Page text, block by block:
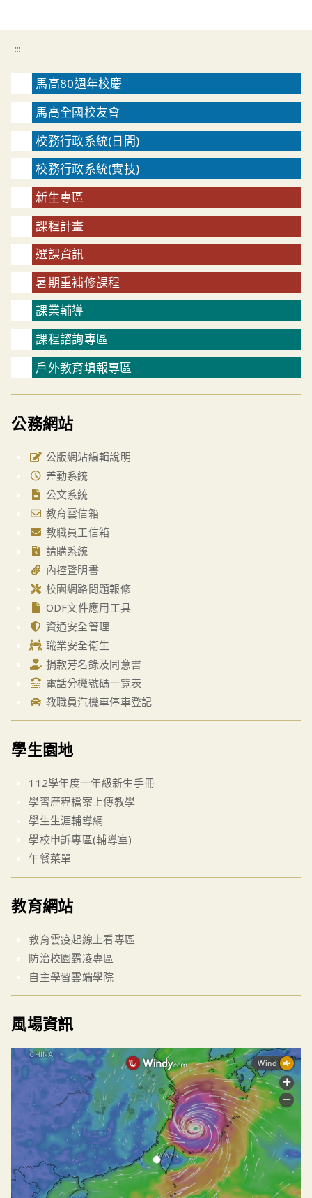
:::
馬高80週年校慶
馬高全國校友會
校務行政系統(日間)
校務行政系統(實技)
新生專區
課程計畫
選課資訊
暑期重補修課程
課業輔導
課程諮詢專區
戶外教育填報專區
公務網站
公版網站編輯說明
差勤系統
公文系統
教育雲信箱
教職員工信箱
請購系統
內控聲明書
校園網路問題報修
ODF文件應用工具
資通安全管理
職業安全衛生
捐款芳名錄及同意書
電話分機號碼一覽表
教職員汽機車停車登記
學生園地
112學年度一年級新生手冊
學習歷程檔案上傳教學
學生生涯輔導網
學校申訴專區(輔導室)
午餐菜單
教育網站
教育雲疫起線上看專區
防治校園霸凌專區
自主學習雲端學院
風場資訊